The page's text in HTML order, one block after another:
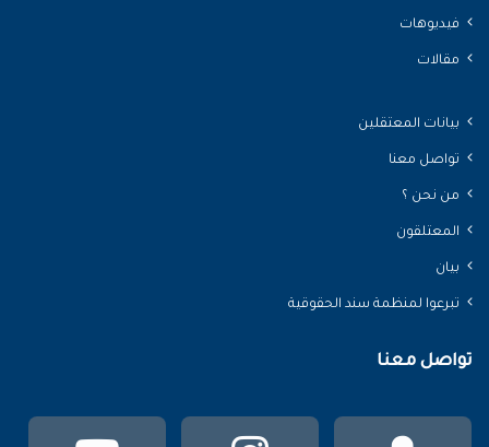
فيديوهات
مقالات
بيانات المعتقلين
تواصل معنا
من نحن ؟
المعتلقون
بيان
تبرعوا لمنظمة سند الحقوقية
تواصل معنا